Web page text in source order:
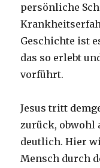
persönliche
Geschichte ist
das so erlebt
vorführt.
Jesus tritt
zurück, obwohl
deutlich. Hier
Mensch durch